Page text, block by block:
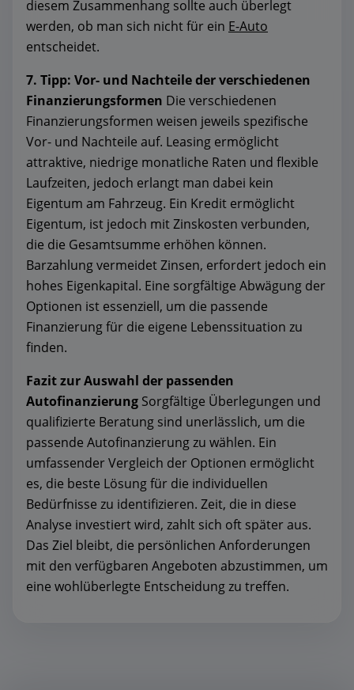
diesem Zusammenhang sollte auch überlegt
werden, ob man sich nicht für ein E-Auto
entscheidet.
7. Tipp: Vor- und Nachteile der verschiedenen
Finanzierungsformen Die verschiedenen
Finanzierungsformen weisen jeweils spezifische
Vor- und Nachteile auf. Leasing ermöglicht
attraktive, niedrige monatliche Raten und flexible
Laufzeiten, jedoch erlangt man dabei kein
Eigentum am Fahrzeug. Ein Kredit ermöglicht
Eigentum, ist jedoch mit Zinskosten verbunden,
die die Gesamtsumme erhöhen können.
Barzahlung vermeidet Zinsen, erfordert jedoch ein
hohes Eigenkapital. Eine sorgfältige Abwägung der
Optionen ist essenziell, um die passende
Finanzierung für die eigene Lebenssituation zu
finden.
Fazit zur Auswahl der passenden
Autofinanzierung Sorgfältige Überlegungen und
qualifizierte Beratung sind unerlässlich, um die
passende Autofinanzierung zu wählen. Ein
umfassender Vergleich der Optionen ermöglicht
es, die beste Lösung für die individuellen
Bedürfnisse zu identifizieren. Zeit, die in diese
Analyse investiert wird, zahlt sich oft später aus.
Das Ziel bleibt, die persönlichen Anforderungen
mit den verfügbaren Angeboten abzustimmen, um
eine wohlüberlegte Entscheidung zu treffen.